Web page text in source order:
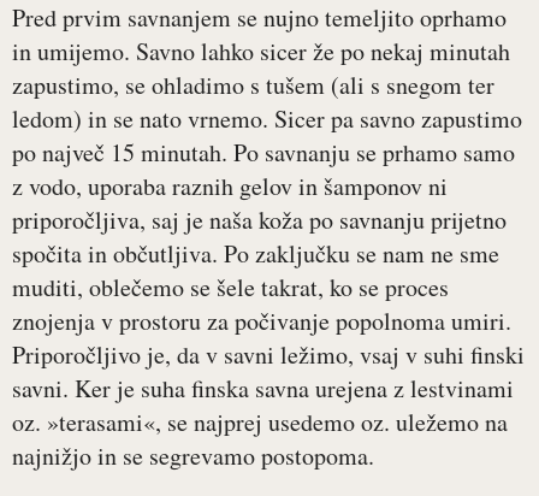
Pred prvim savnanjem se nujno temeljito oprhamo
in umijemo. Savno lahko sicer že po nekaj minutah
zapustimo, se ohladimo s tušem (ali s snegom ter
ledom) in se nato vrnemo. Sicer pa savno zapustimo
po največ 15 minutah. Po savnanju se prhamo samo
z vodo, uporaba raznih gelov in šamponov ni
priporočljiva, saj je naša koža po savnanju prijetno
spočita in občutljiva. Po zaključku se nam ne sme
muditi, oblečemo se šele takrat, ko se proces
znojenja v prostoru za počivanje popolnoma umiri.
Priporočljivo je, da v savni ležimo, vsaj v suhi finski
savni. Ker je suha finska savna urejena z lestvinami
oz. »terasami«, se najprej usedemo oz. uležemo na
najnižjo in se segrevamo postopoma.